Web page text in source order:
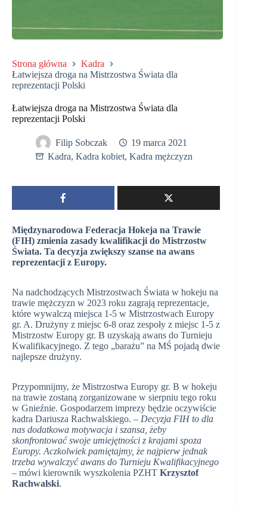
Strona główna
Kadra
Łatwiejsza droga na Mistrzostwa Świata dla
reprezentacji Polski
Łatwiejsza droga na Mistrzostwa Świata dla
reprezentacji Polski
Filip Sobczak
19 marca 2021
Kadra, Kadra kobiet, Kadra mężczyzn
Międzynarodowa Federacja Hokeja na Trawie
(FIH) zmienia zasady kwalifikacji do Mistrzostw
Świata. Ta decyzja zwiększy szanse na awans
reprezentacji z Europy.
Na nadchodzących Mistrzostwach Świata w hokeju na
trawie mężczyzn w 2023 roku zagrają reprezentacje,
które wywalczą miejsca 1-5 w Mistrzostwach Europy
gr. A. Drużyny z miejsc 6-8 oraz zespoły z miejsc 1-5 z
Mistrzostw Europy gr. B uzyskają awans do Turnieju
Kwalifikacyjnego. Z tego „barażu” na MŚ pojadą dwie
najlepsze drużyny.
Przypomnijmy, że Mistrzostwa Europy gr. B w hokeju
na trawie zostaną zorganizowane w sierpniu tego roku
w Gnieźnie. Gospodarzem imprezy będzie oczywiście
kadra Dariusza Rachwalskiego. – Decyzja FIH to dla
nas dodatkowa motywacja i szansa, żeby
skonfrontować swoje umiejętności z krajami spoza
Europy. Aczkolwiek pamiętajmy, że najpierw jednak
trzeba wywalczyć awans do Turnieju Kwalifikacyjnego
– mówi kierownik wyszkolenia PZHT Krzysztof
Rachwalski.